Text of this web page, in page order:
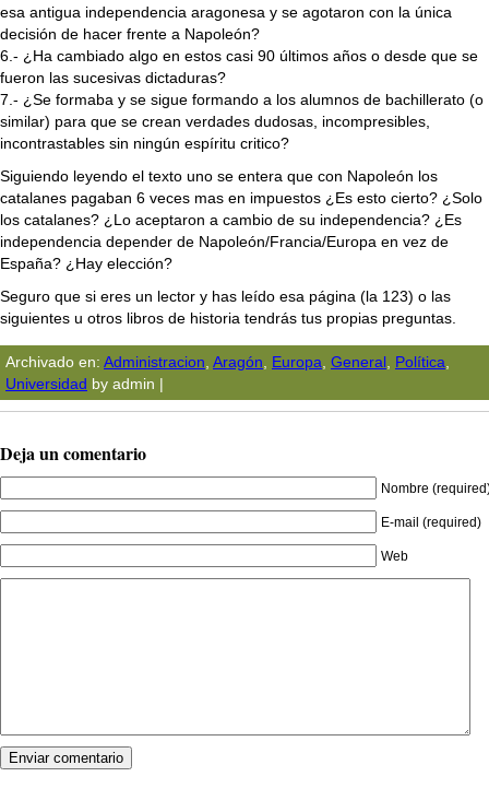
esa antigua independencia aragonesa y se agotaron con la única
decisión de hacer frente a Napoleón?
6.- ¿Ha cambiado algo en estos casi 90 últimos años o desde que se
fueron las sucesivas dictaduras?
7.- ¿Se formaba y se sigue formando a los alumnos de bachillerato (o
similar) para que se crean verdades dudosas, incompresibles,
incontrastables sin ningún espíritu critico?
Siguiendo leyendo el texto uno se entera que con Napoleón los
catalanes pagaban 6 veces mas en impuestos ¿Es esto cierto? ¿Solo
los catalanes? ¿Lo aceptaron a cambio de su independencia? ¿Es
independencia depender de Napoleón/Francia/Europa en vez de
España? ¿Hay elección?
Seguro que si eres un lector y has leído esa página (la 123) o las
siguientes u otros libros de historia tendrás tus propias preguntas.
Archivado en: Administracion Aragón Europa General Polí­tica
Universidad by admin |
Deja un comentario
Nombre
E-mail (required)
Web